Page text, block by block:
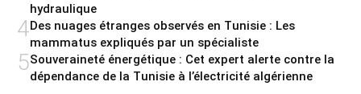
hydraulique
4Des nuages étranges observés en Tunisie : Les
mammatus expliqués par un spécialiste
5Souveraineté énergétique : Cet expert alerte contre la
dépendance de la Tunisie à l’électricité algérienne